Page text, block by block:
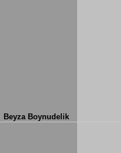
Beyza Boynudelik